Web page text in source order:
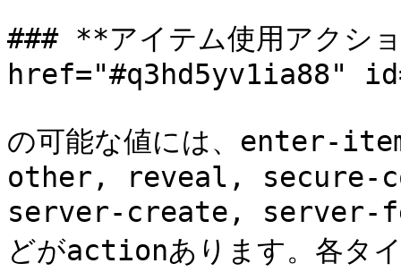
### **アイテム使用アクシ
href="#q3hd5yv1ia88"
の可能な値には、
other, reveal, secure-
server-create, server-
どがactionあります。各タ